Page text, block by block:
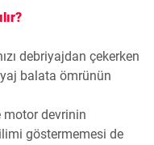
debriyajdan çekerken
balata ömrünün
motor devrinin
göstermemesi de